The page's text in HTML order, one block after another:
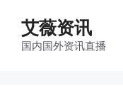
content
艾薇资讯
国内国外资讯直播